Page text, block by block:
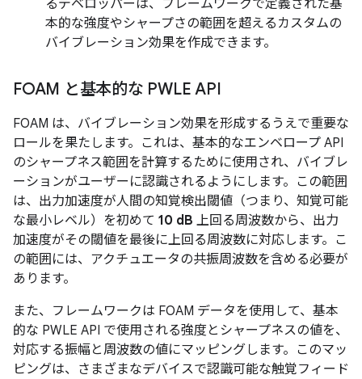
るデベロッパーは、フレームワークで定義された基
本的な強度やシャープさの範囲を超えるカスタムの
バイブレーション効果を作成できます。
FOAM と基本的な PWLE API
FOAM は、バイブレーション効果を形成するうえで重要な
ロールを果たします。これは、基本的なエンベロープ API
のシャープネス範囲を計算するために使用され、バイブレ
ーションがユーザーに認識されるようにします。この範囲
は、出力加速度が人間の知覚検出閾値（つまり、知覚可能
な最小レベル）を初めて 10 dB 上回る周波数から、出力
加速度がその閾値を最後に上回る周波数に対応します。こ
の範囲には、アクチュエータの共振周波数を含める必要が
あります。
また、フレームワークは FOAM データを使用して、基本
的な PWLE API で使用される強度とシャープネスの値を、
対応する振幅と周波数の値にマッピングします。このマッ
ピングは、さまざまなデバイスで認識可能な触覚フィード